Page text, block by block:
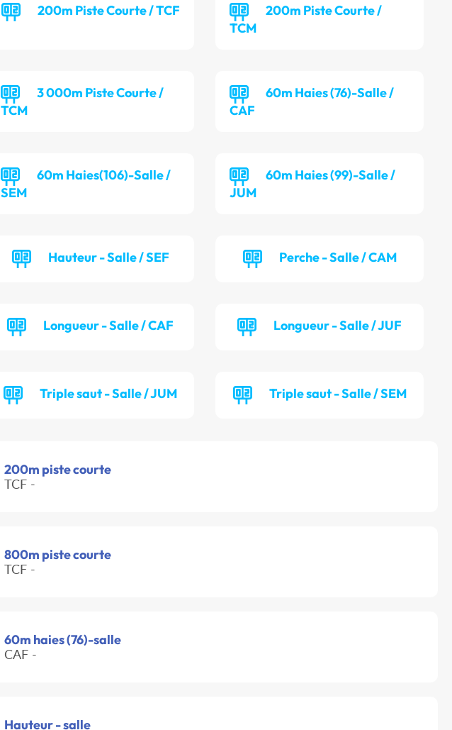
200m Piste Courte / TCF
200m Piste Courte /
TCM
3 000m Piste Courte /
TCM
60m Haies (76)-Salle /
CAF
60m Haies(106)-Salle /
SEM
60m Haies (99)-Salle /
JUM
Hauteur - Salle / SEF Perche - Salle / CAM
Longueur - Salle / CAF Longueur - Salle / JUF
Triple saut - Salle / JUM Triple saut - Salle / SEM
200m piste courte
TCF -
800m piste courte
TCF -
60m haies (76)-salle
CAF -
Hauteur - salle